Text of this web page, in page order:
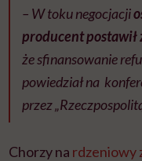
– W toku negocjacji
producent postawił
że sfinansowanie
powiedział na
przez
Chorzy na rdzeniowy